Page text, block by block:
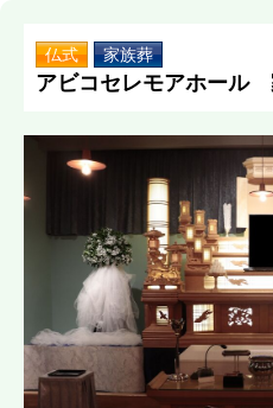
仏式 家族葬
アビコセレモアホー